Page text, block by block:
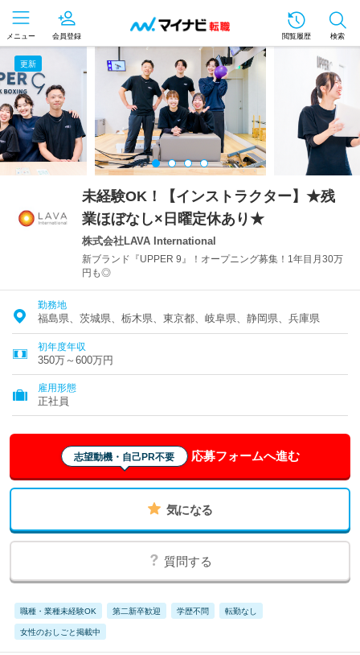
メニュー 会員登録 閲覧履歴 検索
更新
未経験OK！【インストラクター】★残
業ほぼなし×日曜定休あり★
株式会社LAVA International
新ブランド『UPPER 9』！オープニング募集！1年目月30万
円も◎
勤務地
福島県、茨城県、栃木県、東京都、岐阜県、静岡県、兵庫県
初年度年収
350万～600万円
雇用形態
正社員
志望動機・自己PR不要 応募フォームへ進む
気になる
質問する
職種・業種未経験OK 第二新卒歓迎 学歴不問 転勤なし
女性のおしごと掲載中